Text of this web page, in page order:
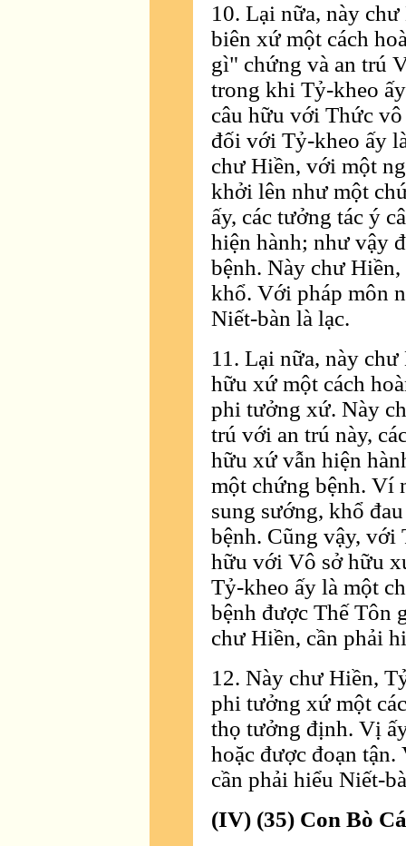
10. Lại nữa, này
biên xứ một cách
gì" chứng và an trú
trong khi Tỷ-kheo
câu hữu với Thức
đối với Tỷ-kheo ấy
chư Hiền, với một
khởi lên như một
ấy, các tưởng tác ý
hiện hành; như vậy
bệnh. Này chư
khổ. Với pháp môn
Niết-bàn là lạc.
11. Lại nữa, này
hữu xứ một cách
phi tưởng xứ. Này
trú với an trú này,
hữu xứ vẫn hiện
một chứng bệnh. Ví
sung sướng, khổ
bệnh. Cũng vậy, với
hữu với Vô sở hữu
Tỷ-kheo ấy là một
bệnh được Thế Tôn
chư Hiền, cần phải
12. Này chư Hiền,
phi tưởng xứ một
thọ tưởng định. Vị
hoặc được đoạn
cần phải hiểu Niết-
(IV) (35) Con Bò